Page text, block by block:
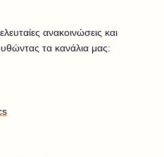
ανακοινώσεις και
τα κανάλια μας: